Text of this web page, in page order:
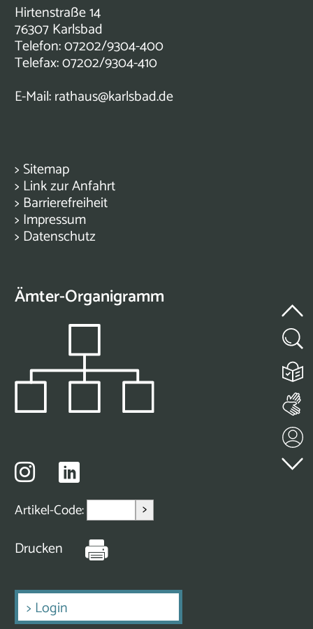
Hirtenstraße 14
76307 Karlsbad
Telefon: 07202/9304-400
Telefax: 07202/9304-410
E-Mail:rathaus@karlsbad.de
> Sitemap
> Link zur Anfahrt
> Barrierefreiheit
> Impressum
> Datenschutz
Ämter-Organigramm
Artikel-Code: >
Drucken
> Login